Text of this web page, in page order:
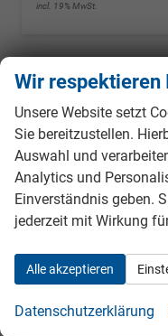
incl. 19% MwSt.
ab 42,– € mtl.
Wir respektieren
Unsere Website setzt
Sie bereitzustellen.
Auswahl und
Analytics und
Einverständnis geben.
jederzeit mit Wirkung
Alle akzeptieren
Datenschutzerklärung